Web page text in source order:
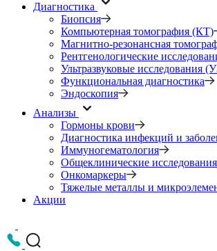
Диагностика
Биопсия
Компьютерная томография (КТ)
Магнитно-резонансная
Рентгенологические
Ультразвуковые исследования
Функциональная диагностика
Эндоскопия
Анализы
Гормоны крови
Диагностика инфекций и
Иммуногематология
Общеклинические исследования
Онкомаркеры
Тяжелые металлы и
Акции